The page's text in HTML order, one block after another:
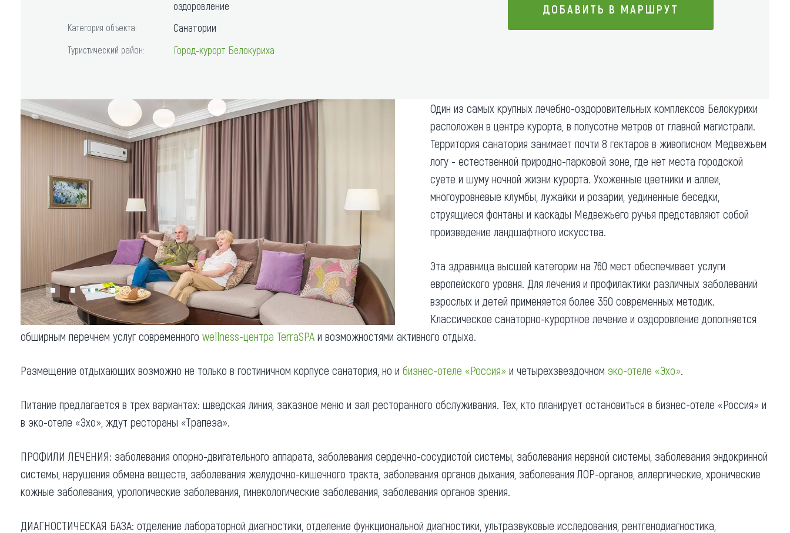
Рестораны
Карты и буклеты
Коллекция впечатлений
Другие рубрики
О нас
Реестр туроператоров
Реестр туристических
агентств Алтайского края
Обращения граждан
Противодействие коррупции
оздоровление
Категория объекта: Санатории
Туристический район: Город-курорт Белокуриха
ДОБАВИТЬ В МАРШРУТ
Один из самых крупных лечебно-оздоровительных комплексов Белокурихи
расположен в центре курорта, в полусотне метров от главной магистрали.
Территория санатория занимает почти 8 гектаров в живописном Медвежьем
логу - естественной природно-парковой зоне, где нет места городской
суете и шуму ночной жизни курорта. Ухоженные цветники и аллеи,
многоуровневые клумбы, лужайки и розарии, уединенные беседки,
струящиеся фонтаны и каскады Медвежьего ручья представляют собой
произведение ландшафтного искусства.
Эта здравница высшей категории на 760 мест обеспечивает услуги
европейского уровня. Для лечения и профилактики различных заболеваний
взрослых и детей применяется более 350 современных методик.
Классическое санаторно-курортное лечение и оздоровление дополняется
обширным перечнем услуг современного wellness-центра TerraSPA и возможностями активного отдыха.
Размещение отдыхающих возможно не только в гостиничном корпусе санатория, но и бизнес-отеле «Россия» и четырехзвездочном эко-отеле «Эхо».
Питание предлагается в трех вариантах: шведская линия, заказное меню и зал ресторанного обслуживания. Тех, кто планирует остановиться в бизнес-отеле «Россия» и
в эко-отеле «Эхо», ждут рестораны «Трапеза».
ПРОФИЛИ ЛЕЧЕНИЯ: заболевания опорно-двигательного аппарата, заболевания сердечно-сосудистой системы, заболевания нервной системы, заболевания эндокринной
системы, нарушения обмена веществ, заболевания желудочно-кишечного тракта, заболевания органов дыхания, заболевания ЛОР-органов, аллергические, хронические
кожные заболевания, урологические заболевания, гинекологические заболевания, заболевания органов зрения.
ДИАГНОСТИЧЕСКАЯ БАЗА: отделение лабораторной диагностики, отделение функциональной диагностики, ультразвуковые исследования, рентгенодиагностика,